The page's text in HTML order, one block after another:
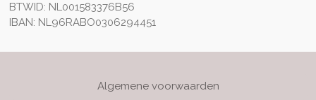
BTWID: NL001583376B56
IBAN: NL96RABO0306294451
Algemene voorwaarden